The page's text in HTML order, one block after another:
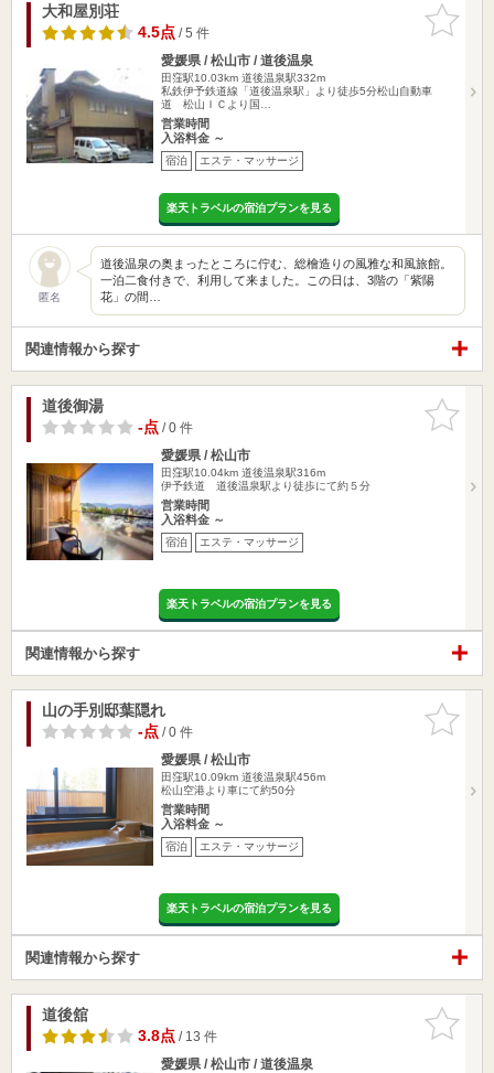
お気に入
りに追加
大和屋別荘
4.5点/ 5 件
愛媛県 / 松山市 / 道後温泉
田窪駅10.03km 道後温泉駅332m
私鉄伊予鉄道線「道後温泉駅」より徒歩5分松山自動車
道 松山ＩＣより国…
営業時間
入浴料金 ～
宿泊 エステ・マッサージ
楽天トラベルの宿泊プランを見る
匿名
道後温泉の奥まったところに佇む、総檜造りの風雅な和風旅館。
一泊二食付きで、利用して来ました。この日は、3階の「紫陽
花」の間…
関連情報から探す
お気に入
りに追加
道後御湯
-点/ 0 件
愛媛県 / 松山市
田窪駅10.04km 道後温泉駅316m
伊予鉄道 道後温泉駅より徒歩にて約５分
営業時間
入浴料金 ～
宿泊 エステ・マッサージ
楽天トラベルの宿泊プランを見る
関連情報から探す
お気に入
りに追加
山の手別邸葉隠れ
-点/ 0 件
愛媛県 / 松山市
田窪駅10.09km 道後温泉駅456m
松山空港より車にて約50分
営業時間
入浴料金 ～
宿泊 エステ・マッサージ
楽天トラベルの宿泊プランを見る
関連情報から探す
お気に入
りに追加
道後舘
3.8点/ 13 件
愛媛県 / 松山市 / 道後温泉